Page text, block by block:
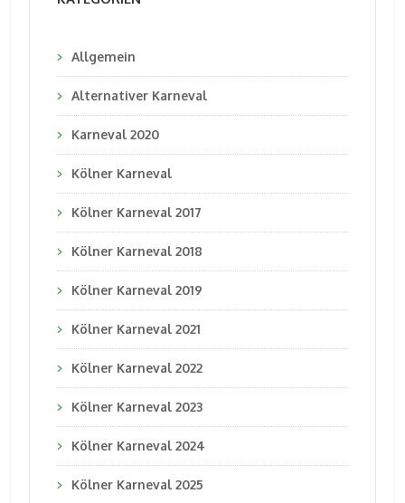
Allgemein
Alternativer Karneval
Karneval 2020
Kölner Karneval
Kölner Karneval 2017
Kölner Karneval 2018
Kölner Karneval 2019
Kölner Karneval 2021
Kölner Karneval 2022
Kölner Karneval 2023
Kölner Karneval 2024
Kölner Karneval 2025